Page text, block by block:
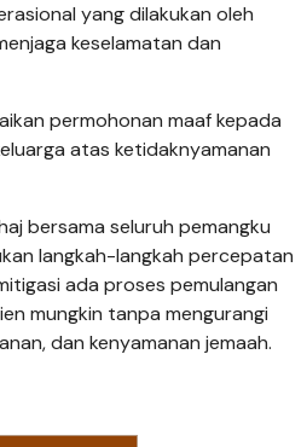
yang dilakukan oleh
keselamatan dan
permohonan maaf kepada
atas ketidaknyamanan
bersama seluruh pemangku
langkah-langkah percepatan
ada proses pemulangan
mungkin tanpa mengurangi
dan kenyamanan jemaah.